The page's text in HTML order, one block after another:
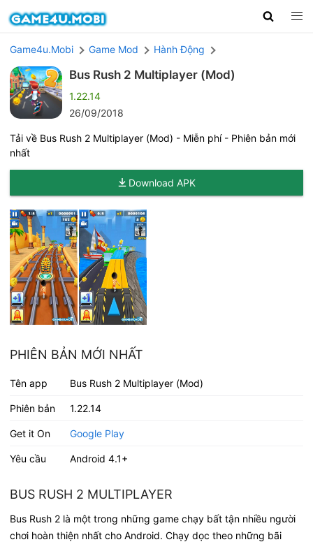
Game4u.Mobi Game Mod Hành Động
Bus Rush 2 Multiplayer (Mod)
1.22.14
26/09/2018
Tải về Bus Rush 2 Multiplayer (Mod) - Miễn phí - Phiên bản mới
nhất
Download APK
PHIÊN BẢN MỚI NHẤT
Tên app Bus Rush 2 Multiplayer (Mod)
Phiên bản 1.22.14
Get it On Google Play
Yêu cầu Android 4.1+
BUS RUSH 2 MULTIPLAYER
Bus Rush 2 là một trong những game chạy bất tận nhiều người
chơi hoàn thiện nhất cho Android. Chạy dọc theo những bãi